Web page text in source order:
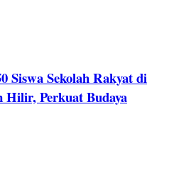
Siswa Sekolah Rakyat di
Hilir, Perkuat Budaya